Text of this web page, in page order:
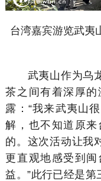
台湾嘉宾游览武夷
武夷山作为乌龙
茶之间有着深厚
露：“我来武夷山
解，也不知道原
的。这次活动让我
更直观地感受到
益。”此行已经是